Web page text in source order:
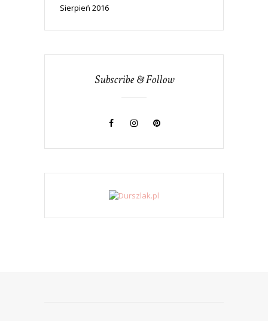
Sierpień 2016
Subscribe & Follow